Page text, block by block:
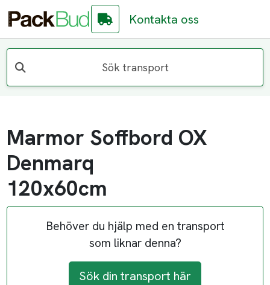
Kontakta oss
Sök transport
Marmor Soffbord OX
Denmarq
120x60cm
Behöver du hjälp med en transport
som liknar denna?
Sök din transport här